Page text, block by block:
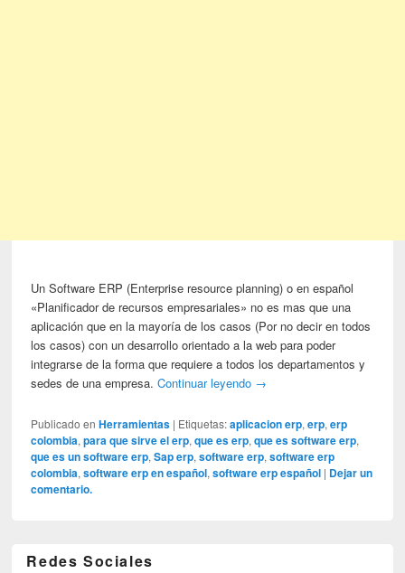
Un Software ERP (Enterprise resource planning) o en español
«Planificador de recursos empresariales» no es mas que una
aplicación que en la mayoría de los casos (Por no decir en todos
los casos) con un desarrollo orientado a la web para poder
integrarse de la forma que requiere a todos los departamentos y
sedes de una empresa.Continuar leyendo →
Publicado en Herramientas | Etiquetas: aplicacion erp,erp,erp
colombia,para que sirve el erp,que es erp,que es software erp,
que es un software erp,Sap erp,software erp,software erp
colombia,software erp en español,software erp español | Dejar un
comentario.
Redes Sociales